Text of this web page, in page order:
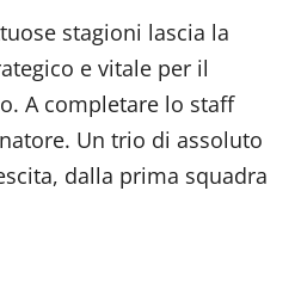
stagioni lascia la
e vitale per il
A completare lo staff
Un trio di assoluto
dalla prima squadra